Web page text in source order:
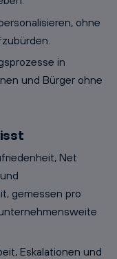
ohne
in
und Bürger ohne
Net
gemessen pro
Eskalationen und